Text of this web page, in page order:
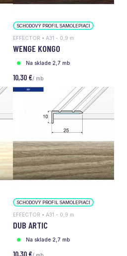
SCHODOVÝ PROFIL SAMOLEPIACI
EFFECTOR • A31 - 0,9 m
WENGE KONGO
Na sklade 2,7 mb
10,30 €/ mb
SCHODOVÝ PROFIL SAMOLEPIACI
EFFECTOR • A31 - 0,9 m
DUB ARTIC
Na sklade 2,7 mb
10,30 €